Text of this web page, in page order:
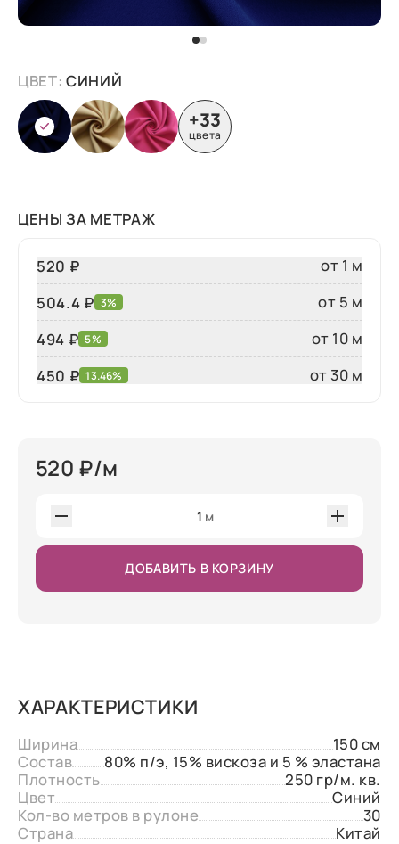
ЦВЕТ:СИНИЙ
+33
цвета
ЦЕНЫ ЗА МЕТРАЖ
520 ₽
от 1 м
504.4 ₽ 3%
от 5 м
494 ₽ 5%
от 10 м
450 ₽ 13.46% от 30 м
520 ₽/м
1 м
ДОБАВИТЬ В КОРЗИНУ
ХАРАКТЕРИСТИКИ
Ширина
150 см
Состав
80% п/э, 15% вискоза и 5 % эластана
Плотность
250 гр/м. кв.
Цвет
Синий
Кол-во метров в рулоне
30
Страна
Китай